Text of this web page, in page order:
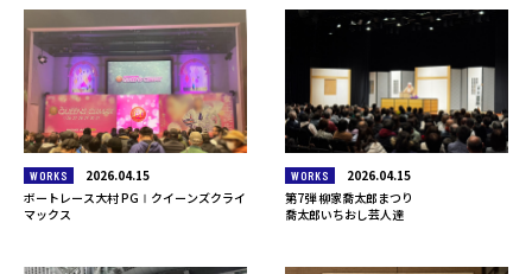
WORKS
2026.04.15
ボートレース大村 PGⅠクイーンズクライ
マックス
WORKS
2026.04.15
第7弾 柳家喬太郎まつり
喬太郎いちおし芸人達